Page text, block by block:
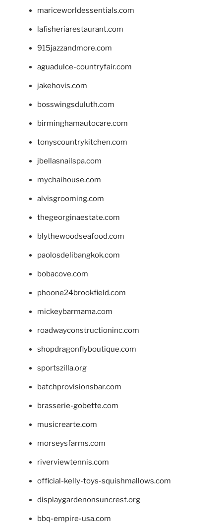
mariceworldessentials.com
lafisheriarestaurant.com
915jazzandmore.com
aguadulce-countryfair.com
jakehovis.com
bosswingsduluth.com
birminghamautocare.com
tonyscountrykitchen.com
jbellasnailspa.com
mychaihouse.com
alvisgrooming.com
thegeorginaestate.com
blythewoodseafood.com
paolosdelibangkok.com
bobacove.com
phoone24brookfield.com
mickeybarmama.com
roadwayconstructioninc.com
shopdragonflyboutique.com
sportszilla.org
batchprovisionsbar.com
brasserie-gobette.com
musicrearte.com
morseysfarms.com
riverviewtennis.com
official-kelly-toys-squishmallows.com
displaygardenonsuncrest.org
bbq-empire-usa.com